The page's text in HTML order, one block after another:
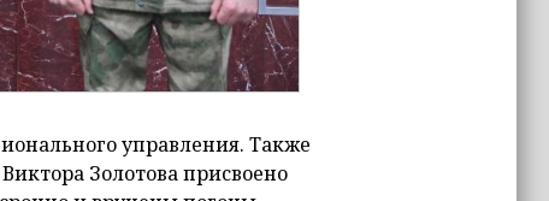
управления. Также
Золотова присвоено